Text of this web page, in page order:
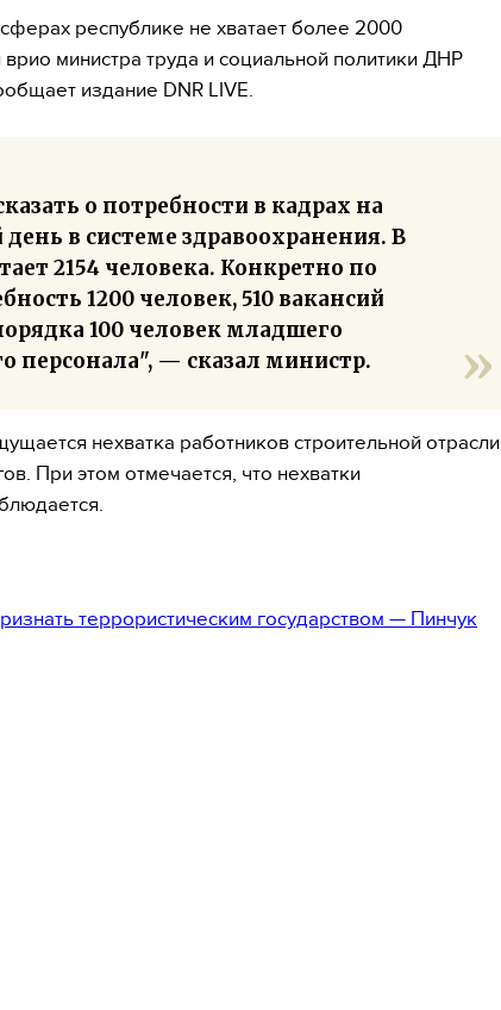
республике не хватает более 2000
врио министра труда и социальной политики ДНР
издание DNR LIVE.
о потребности в кадрах на
в системе здравоохранения. В
2154 человека. Конкретно по
1200 человек, 510 вакансий
100 человек младшего
персонала", — сказал министр.
нехватка работников строительной отрасли,
При этом отмечается, что нехватки
террористическим государством — Пинчук